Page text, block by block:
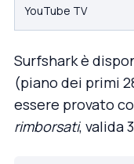
YouTube TV
Surfshark è
(piano dei primi
essere provato
rimborsati, valida